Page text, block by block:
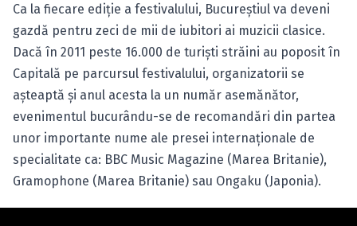
Ca la fiecare ediţie a festivalului, Bucureştiul va deveni
gazdă pentru zeci de mii de iubitori ai muzicii clasice.
Dacă în 2011 peste 16.000 de turişti străini au poposit în
Capitală pe parcursul festivalului, organizatorii se
aşteaptă şi anul acesta la un număr asemănător,
evenimentul bucurându-se de recomandări din partea
unor importante nume ale presei internaţionale de
specialitate ca: BBC Music Magazine (Marea Britanie),
Gramophone (Marea Britanie) sau Ongaku (Japonia).